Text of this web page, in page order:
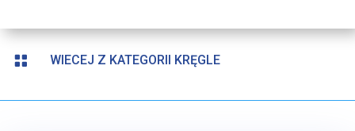
 WIECEJ Z KATEGORII KRĘGLE